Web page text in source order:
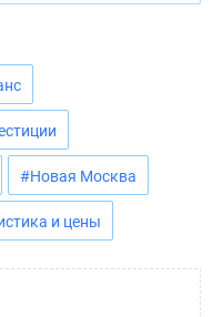
#Новая Москва
и цены